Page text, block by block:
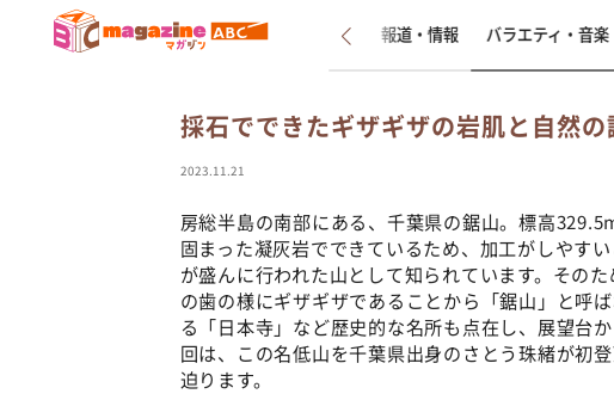
新着 インタビュー 報道・情報 バラエティ・音楽
採石でできたギザギザの岩肌と自然
2023.11.21
房総半島の南部にある、千葉県の鋸山。標高
固まった凝灰岩でできているため、加工がしやす
が盛んに行われた山として知られています。その
の歯の様にギザギザであることから「鋸山」と呼
る「日本寺」など歴史的な名所も点在し、展望台
回は、この名低山を千葉県出身のさとう珠緒が初
迫ります。